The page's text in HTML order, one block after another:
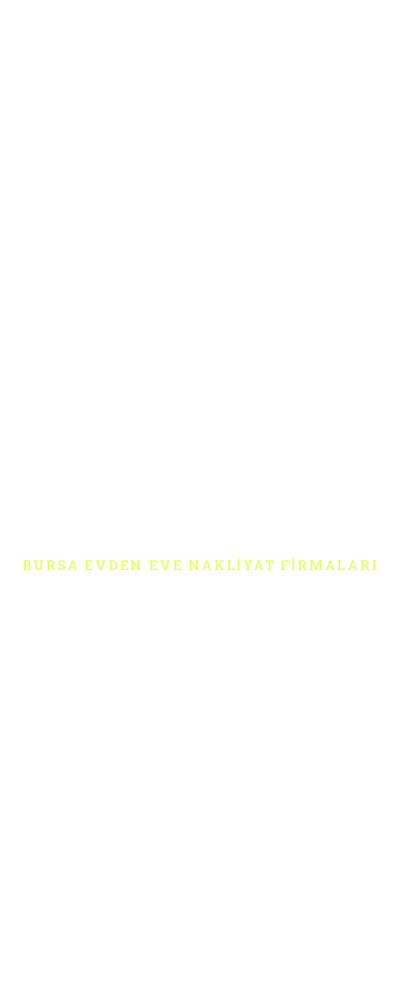
BURSA EVDEN EVE NAKLIYAT FIRMALARI